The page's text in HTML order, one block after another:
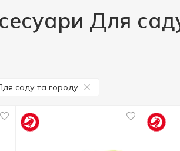
Для
саду та городу